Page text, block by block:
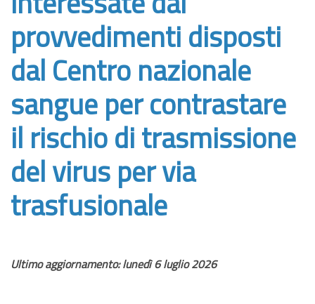
provvedimenti disposti
dal Centro nazionale
sangue per contrastare
il rischio di trasmissione
del virus per via
trasfusionale
Ultimo aggiornamento: lunedì 6 luglio 2026